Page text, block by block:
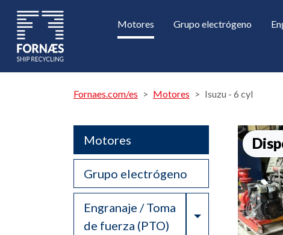
Motores Grupo electrógeno
Fornaes.com/es Motores Isuzu - 6 cyl
Motores
Grupo electrógeno
Engranaje / Toma
de fuerza (PTO)
Toggle